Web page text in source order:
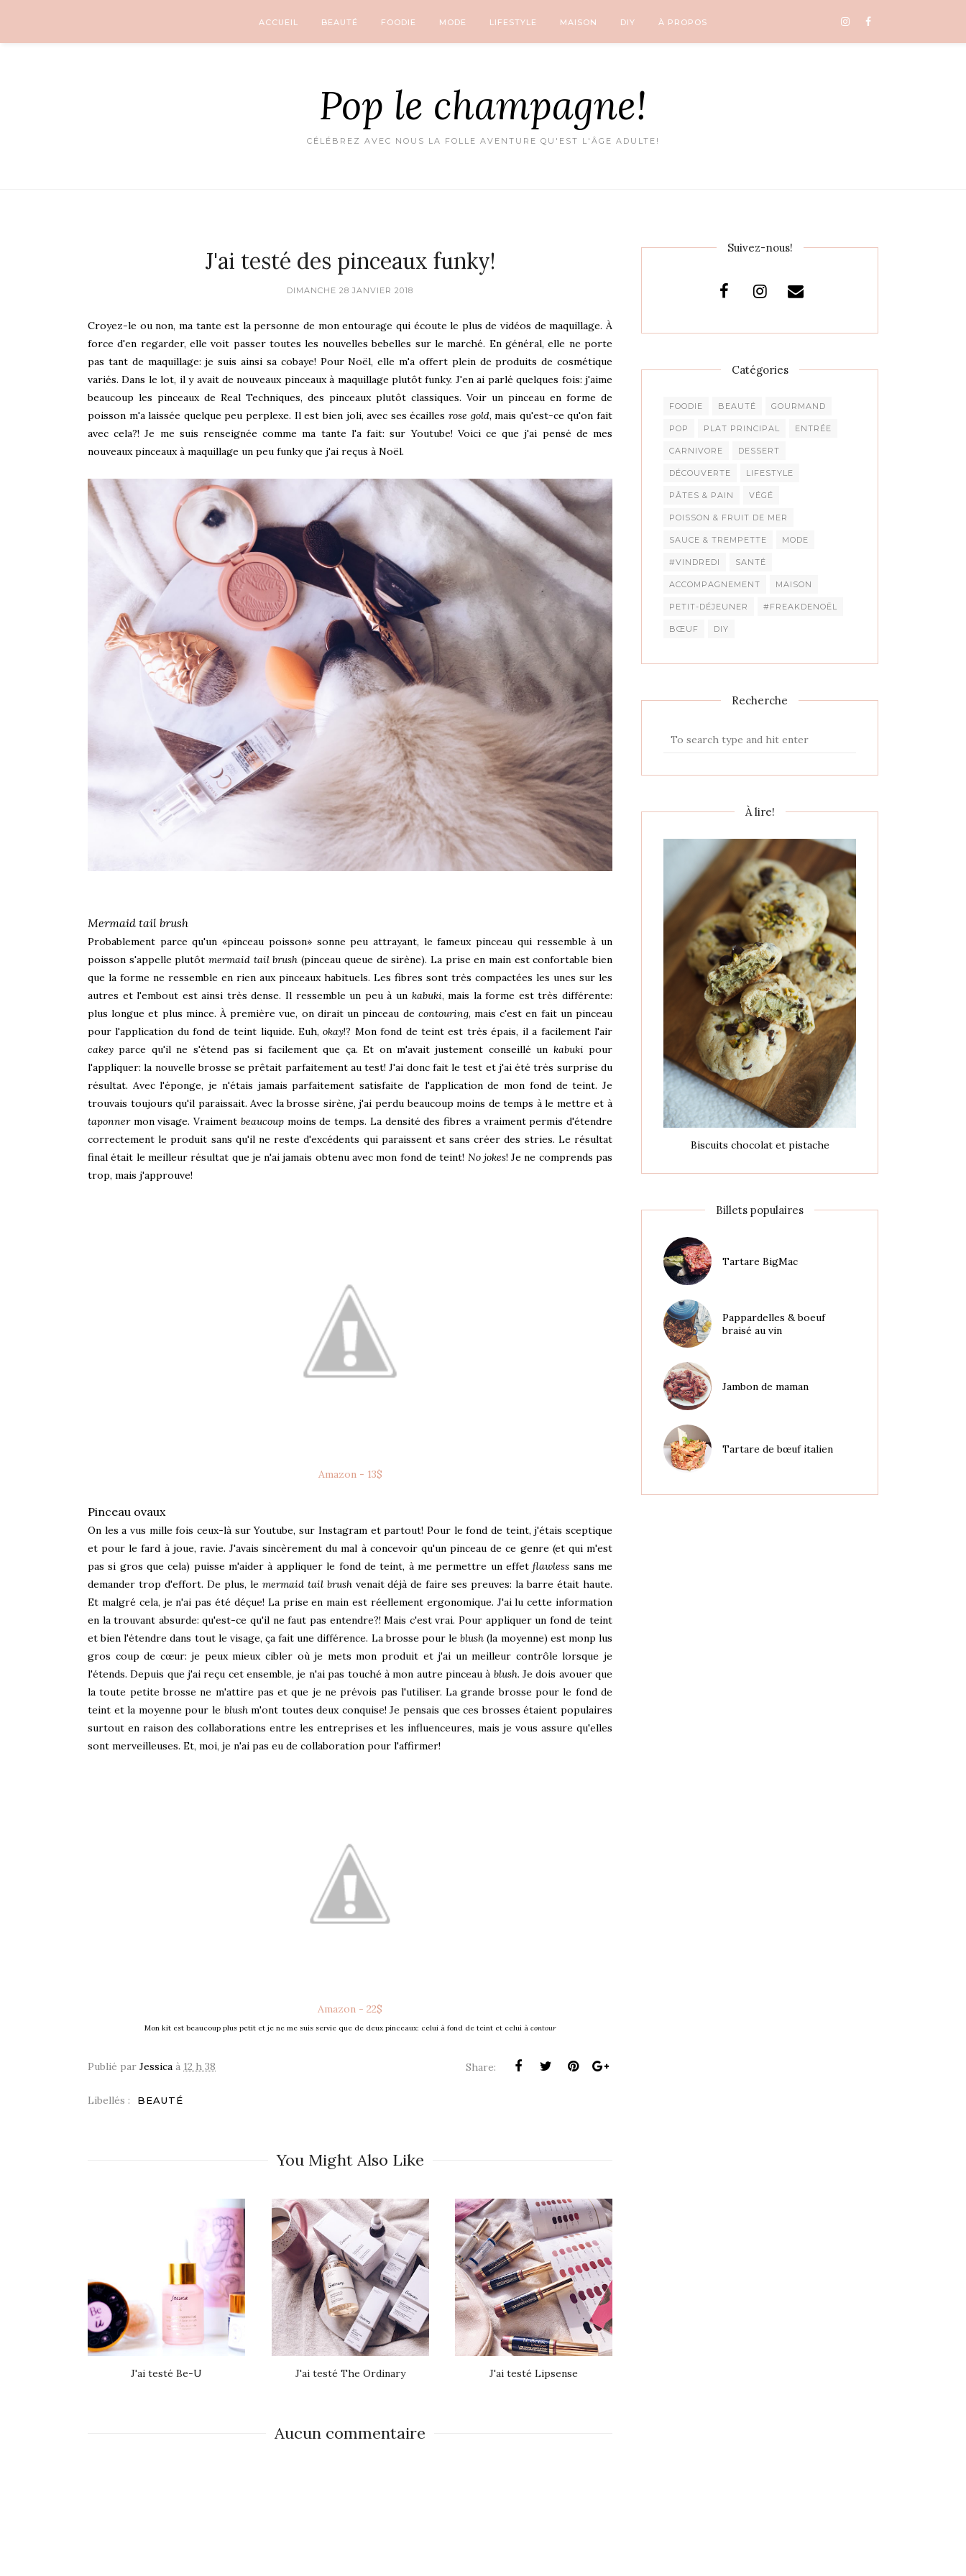
ACCUEIL BEAUTÉ FOODIE MODE LIFESTYLE MAISON DIY À PROPOS
Pop le champagne!
CÉLÉBREZ AVEC NOUS LA FOLLE AVENTURE QU'EST L'ÂGE ADULTE!
J'ai testé des pinceaux funky!
DIMANCHE 28 JANVIER 2018
Croyez-le ou non, ma tante est la personne de mon entourage qui écoute le plus de vidéos de maquillage. À
force d'en regarder, elle voit passer toutes les nouvelles bebelles sur le marché. En général, elle ne porte
pas tant de maquillage: je suis ainsi sa cobaye! Pour Noël, elle m'a offert plein de produits de cosmétique
variés. Dans le lot, il y avait de nouveaux pinceaux à maquillage plutôt funky. J'en ai parlé quelques fois: j'aime
beaucoup les pinceaux de Real Techniques, des pinceaux plutôt classiques. Voir un pinceau en forme de
poisson m'a laissée quelque peu perplexe. Il est bien joli, avec ses écailles rose gold, mais qu'est-ce qu'on fait
avec cela?! Je me suis renseignée comme ma tante l'a fait: sur Youtube! Voici ce que j'ai pensé de mes
nouveaux pinceaux à maquillage un peu funky que j'ai reçus à Noël.
Mermaid tail brush
Probablement parce qu'un «pinceau poisson» sonne peu attrayant, le fameux pinceau qui ressemble à un
poisson s'appelle plutôtmermaid tail brush (pinceau queue de sirène). La prise en main est confortable bien
que la forme ne ressemble en rien aux pinceaux habituels. Les fibres sont très compactées les unes sur les
autres et l'embout est ainsi très dense. Il ressemble un peu à un kabuki, mais la forme est très différente:
plus longue et plus mince. À première vue, on dirait un pinceau de contouring, mais c'est en fait un pinceau
pour l'application du fond de teint liquide. Euh,okay!? Mon fond de teint est très épais, il a facilement l'air
cakey parce qu'il ne s'étend pas si facilement que ça. Et on m'avait justement conseillé un kabukipour
l'appliquer: la nouvelle brosse se prêtait parfaitement au test! J'ai donc fait le test et j'ai été très surprise du
résultat. Avec l'éponge, je n'étais jamais parfaitement satisfaite de l'application de mon fond de teint. Je
trouvais toujours qu'il paraissait. Avec la brosse sirène, j'ai perdu beaucoup moins de temps à le mettre et à
taponnermon visage. Vraiment beaucoupmoins de temps. La densité des fibres a vraiment permis d'étendre
correctement le produit sans qu'il ne reste d'excédents qui paraissent et sans créer des stries. Le résultat
final était le meilleur résultat que je n'ai jamais obtenu avec mon fond de teint! No jokes! Je ne comprends pas
trop, mais j'approuve!
Amazon - 13$
Pinceau ovaux
On les a vus mille fois ceux-là sur Youtube, sur Instagram et partout! Pour le fond de teint, j'étais sceptique
et pour le fard à joue, ravie. J'avais sincèrement du mal à concevoir qu'un pinceau de ce genre (et qui m'est
pas si gros que cela) puisse m'aider à appliquer le fond de teint, à me permettre un effetflawless sans me
demander trop d'effort. De plus, le mermaid tail brushvenait déjà de faire ses preuves: la barre était haute.
Et malgré cela, je n'ai pas été déçue! La prise en main est réellement ergonomique. J'ai lu cette information
en la trouvant absurde: qu'est-ce qu'il ne faut pas entendre?! Mais c'est vrai. Pour appliquer un fond de teint
et bien l'étendre dans tout le visage, ça fait une différence. La brosse pour leblush (la moyenne) est monp lus
gros coup de cœur: je peux mieux cibler où je mets mon produit et j'ai un meilleur contrôle lorsque je
l'étends. Depuis que j'ai reçu cet ensemble, je n'ai pas touché à mon autre pinceau à blush. Je dois avouer que
la toute petite brosse ne m'attire pas et que je ne prévois pas l'utiliser. La grande brosse pour le fond de
teint et la moyenne pour le blushm'ont toutes deux conquise! Je pensais que ces brosses étaient populaires
surtout en raison des collaborations entre les entreprises et les influenceures, mais je vous assure qu'elles
sont merveilleuses. Et, moi, je n'ai pas eu de collaboration pour l'affirmer!
Amazon - 22$
Mon kit est beaucoup plus petit et je ne me suis servie que de deux pinceaux: celui à fond de teint et celui à contour
Publié par Jessica à 12 h 38 Share:
Libellés : BEAUTÉ
You Might Also Like
J'ai testé Be-U J'ai testé The Ordinary J'ai testé Lipsense
Aucun commentaire
Suivez-nous!
Catégories
FOODIE BEAUTÉ GOURMAND
POP PLAT PRINCIPAL ENTRÉE
CARNIVORE DESSERT
DÉCOUVERTE LIFESTYLE
PÂTES & PAIN VÉGÉ
POISSON & FRUIT DE MER
SAUCE & TREMPETTE MODE
#VINDREDI SANTÉ
ACCOMPAGNEMENT MAISON
PETIT-DÉJEUNER #FREAKDENOËL
BŒUF DIY
Recherche
À lire!
Biscuits chocolat et pistache
Billets populaires
Tartare BigMac
Pappardelles & boeuf
braisé au vin
Jambon de maman
Tartare de bœuf italien